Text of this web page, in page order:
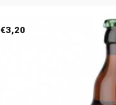
€3,20